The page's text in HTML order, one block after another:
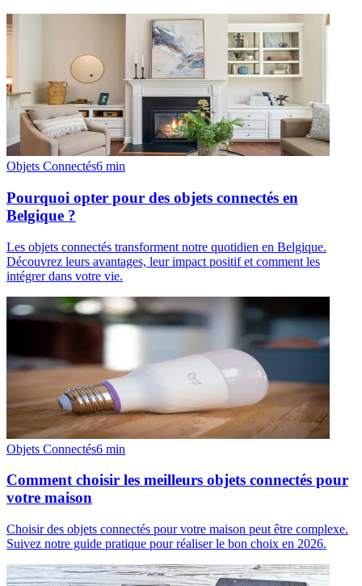
Objets Connectés6 min
Pourquoi opter pour des objets connectés en
Belgique ?
Les objets connectés transforment notre quotidien en Belgique.
Découvrez leurs avantages, leur impact positif et comment les
intégrer dans votre vie.
Objets Connectés6 min
Comment choisir les meilleurs objets connectés pour
votre maison
Choisir des objets connectés pour votre maison peut être complexe.
Suivez notre guide pratique pour réaliser le bon choix en 2026.